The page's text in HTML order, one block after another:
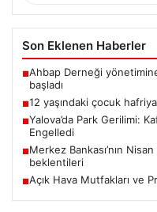
Son Eklenen Haberler
■Ahbap Derneği
başladı
■12 yaşındaki çocuk
■Yalova’da Park Gerilimi:
Engelledi
■Merkez Bankası’nın
beklentileri
■Açık Hava Mutfakları ve